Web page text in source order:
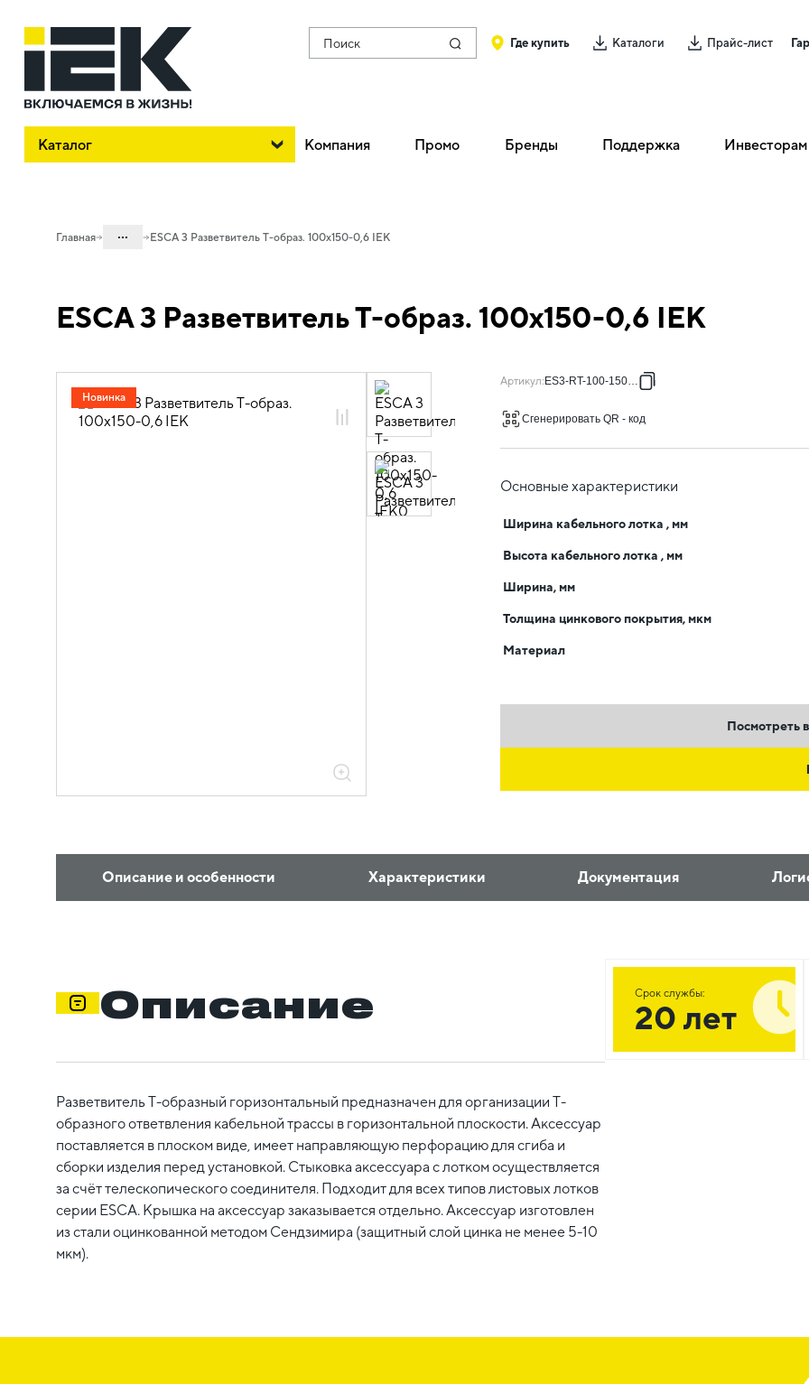
Поиск Где купить Каталоги Прайс-лист
Каталог Компания Промо Бренды Поддержка Инвесторам
Главная ...
05. Системы для прокладки кабеля
05.04.04.03 Аксессуары для лотков
листовых ESCA
ESCA 3 Разветвитель Т-образ. 100х150-0,6 IEK
ESCA 3 Разветвитель Т-образ. 100х150-0,6 IEK
Новинка
Артикул: ES3-RT-100-150-06
Сгенерировать QR - код
Основные характеристики
Ширина кабельного лотка , мм
Высота кабельного лотка , мм
Ширина, мм
Толщина цинкового покрытия, мкм
Материал
Посмотреть
Описание и особенности Характеристики Документация
Описание
Разветвитель Т-образный горизонтальный предназначен для организации Т-
образного ответвления кабельной трассы в горизонтальной плоскости. Аксессуар
поставляется в плоском виде, имеет направляющую перфорацию для сгиба и
сборки изделия перед установкой. Стыковка аксессуара с лотком осуществляется
за счёт телескопического соединителя. Подходит для всех типов листовых лотков
серии ESCA. Крышка на аксессуар заказывается отдельно. Аксессуар изготовлен
из стали оцинкованной методом Сендзимира (защитный слой цинка не менее 5-10
мкм).
Срок службы:
20 лет